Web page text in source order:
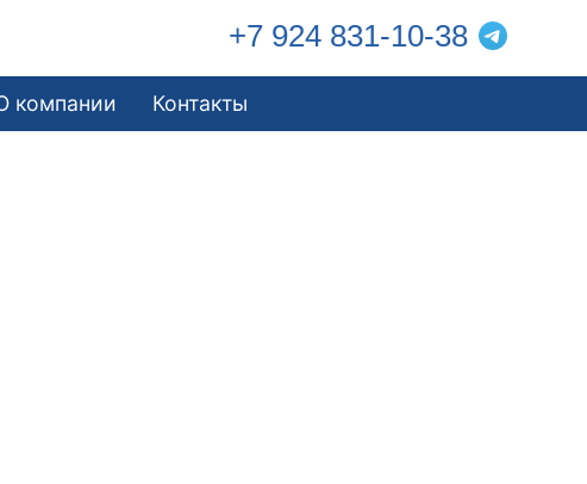
+7 924 831-10-38
компании Контакты